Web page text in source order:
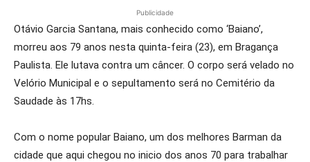
Publicidade
Otávio Garcia Santana, mais conhecido como ‘Baiano’,
morreu aos 79 anos nesta quinta-feira (23), em Bragança
Paulista. Ele lutava contra um câncer. O corpo será velado no
Velório Municipal e o sepultamento será no Cemitério da
Saudade às 17hs.
Com o nome popular Baiano, um dos melhores Barman da
cidade que aqui chegou no inicio dos anos 70 para trabalhar